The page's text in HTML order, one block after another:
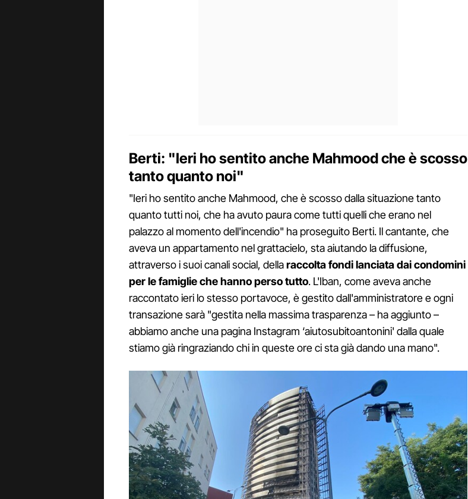
Berti: "Ieri ho sentito anche Mahmood che è scosso
tanto quanto noi"
"Ieri ho sentito anche Mahmood, che è scosso dalla situazione tanto
quanto tutti noi, che ha avuto paura come tutti quelli che erano nel
palazzo al momento dell'incendio" ha proseguito Berti. Il cantante, che
aveva un appartamento nel grattacielo, sta aiutando la diffusione,
attraverso i suoi canali social, dellaraccolta fondi lanciata dai condomini
per le famiglie che hanno perso tutto. L'Iban, come aveva anche
raccontato ieri lo stesso portavoce, è gestito dall'amministratore e ogni
transazione sarà "gestita nella massima trasparenza – ha aggiunto –
abbiamo anche una pagina Instagram ‘aiutosubitoantonini' dalla quale
stiamo già ringraziando chi in queste ore ci sta già dando una mano".